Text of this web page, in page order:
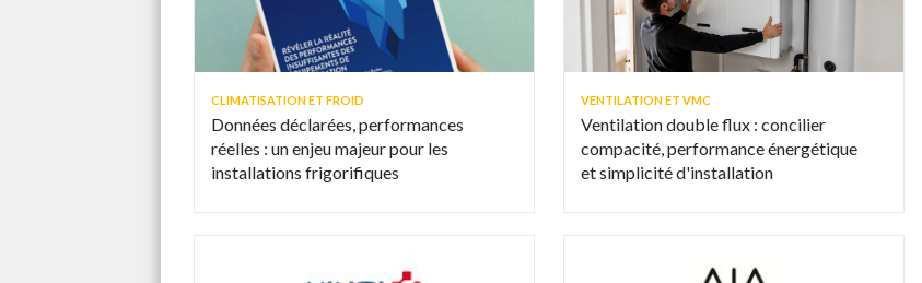
CLIMATISATION ET FROID
Données déclarées, performances
réelles : un enjeu majeur pour les
installations frigorifiques
VENTILATION ET VMC
Ventilation double flux : concilier
compacité, performance énergétique
et simplicité d'installation